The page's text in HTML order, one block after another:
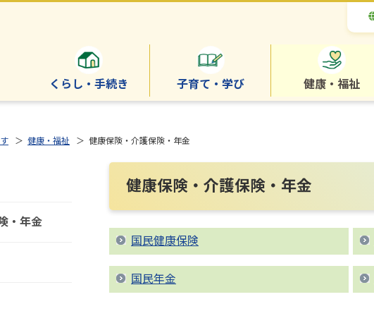
くらし・手続き 子育て・学び 健康・福祉
＞ 健康・福祉 ＞ 健康保険・介護保険・年金
健康保険・介護保険・年金
国民健康保険
国民年金
・年金